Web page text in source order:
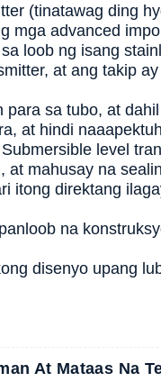
(tinatawag ding
mga advanced
loob ng isang
at ang takip
sa tubo, at
at hindi
level
mahusay na
itong direktang
na
disenyo upang
At Mataas Na